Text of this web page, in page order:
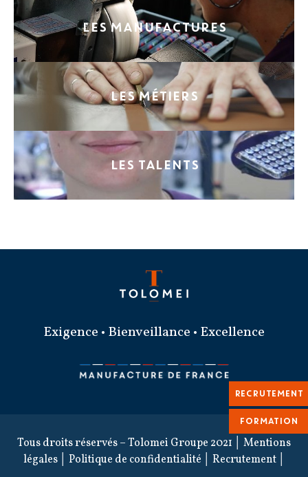
LES MANUFACTURES
LES MÉTIERS
LES TALENTS
RECRUTEMENT
FORMATION
Exigence • Bienveillance • Excellence
Tous droits réservés – Tolomei Groupe 2021 │ Mentions
légales│ Politique de confidentialité Recrutement│